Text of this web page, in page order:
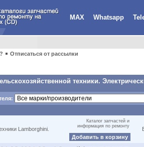
MAX Whatsapp
Отписаться от рассылки
техники.
Lamborghini.
Каталог запчастей и
информация по ремонту
Добавить в корзину